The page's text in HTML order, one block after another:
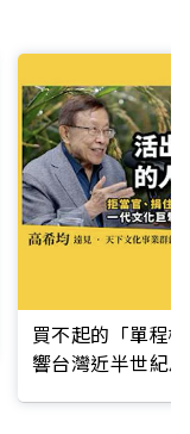
買不起的「單程
響台灣近半世紀